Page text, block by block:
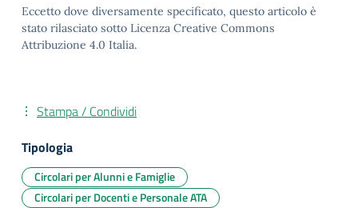
Eccetto dove diversamente specificato, questo articolo è
stato rilasciato sotto Licenza Creative Commons
Attribuzione 4.0 Italia.
Stampa / Condividi
Tipologia
Circolari per Alunni e Famiglie
Circolari per Docenti e Personale ATA